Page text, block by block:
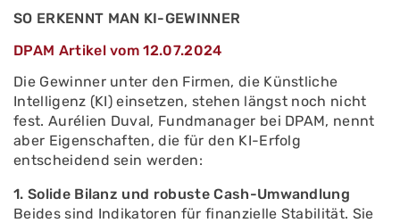
SO ERKENNT MAN KI-GEWINNER
DPAM Artikel vom 12.07.2024
Die Gewinner unter den Firmen, die Künstliche
Intelligenz (KI) einsetzen, stehen längst noch nicht
fest. Aurélien Duval, Fundmanager bei DPAM, nennt
aber Eigenschaften, die für den KI-Erfolg
entscheidend sein werden:
1. Solide Bilanz und robuste Cash-Umwandlung
Beides sind Indikatoren für finanzielle Stabilität. Sie